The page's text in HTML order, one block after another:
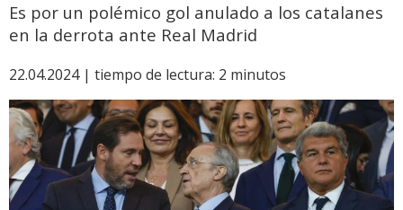
Es por un polémico gol anulado a los catalanes
en la derrota ante Real Madrid
22.04.2024 | tiempo de lectura: 2 minutos